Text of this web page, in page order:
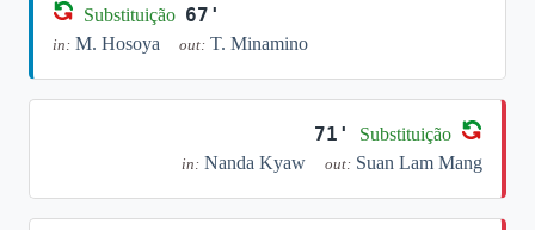
Substituição 67'
in: M. Hosoya out: T. Minamino
71' Substituição
in: Nanda Kyaw out: Suan Lam Mang